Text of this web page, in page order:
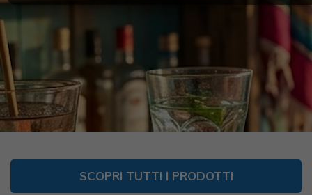
SCOPRI TUTTI I PRODOTTI